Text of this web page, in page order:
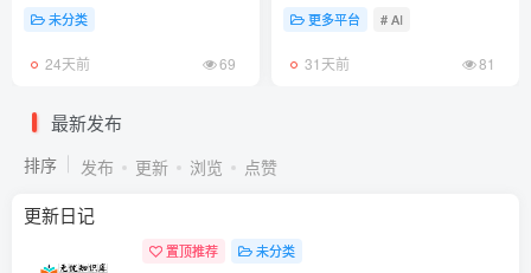
未分类
24天前 69
更多平台 # AI
31天前 81
最新发布
排序 发布 更新 浏览 点赞
更新日记
置顶推荐 未分类